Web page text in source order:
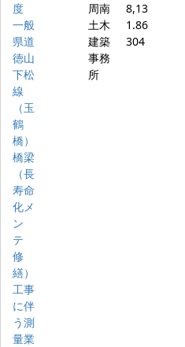
度
一般
県道
徳山
下松
線
（玉
鶴
橋）
橋梁
（長
寿命
化メ
ン
テ
修
繕）
工事
に伴
う測
量業
周南
土木
建築
事務
所
8,13
1.86
304